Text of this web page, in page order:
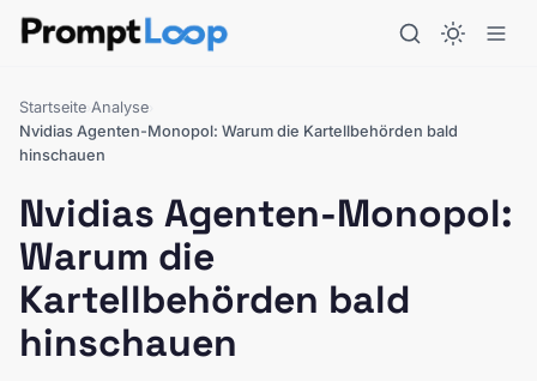
Startseite Analyse
Nvidias Agenten-Monopol: Warum die Kartellbehörden bald
hinschauen
Nvidias Agenten-Monopol:
Warum die
Kartellbehörden bald
hinschauen